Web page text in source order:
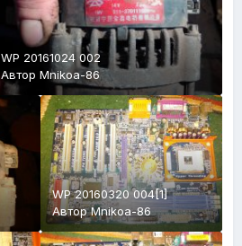
WP 20161024 002
АвторMnikoa-86
WP 20160320 004[1]
АвторMnikoa-86